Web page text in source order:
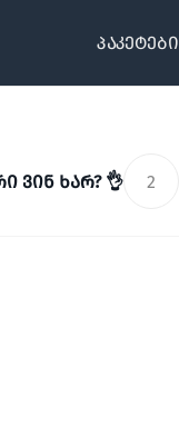
პაკეტები
ვინ ხარ? 👌 2